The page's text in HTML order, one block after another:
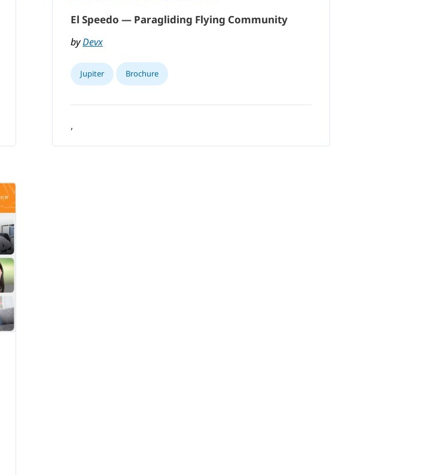
El Speedo — Paragliding Flying Community
byDevx
Jupiter Brochure
,